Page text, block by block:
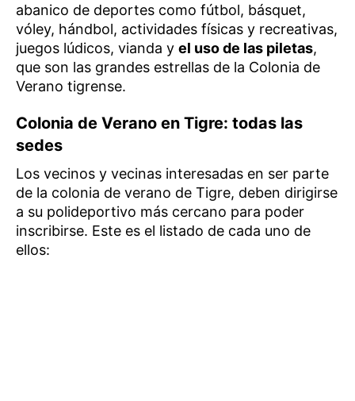
abanico de deportes como fútbol, básquet,
vóley, hándbol, actividades físicas y recreativas,
juegos lúdicos, vianda y el uso de las piletas,
que son las grandes estrellas de la Colonia de
Verano tigrense.
Colonia de Verano en Tigre: todas las
sedes
Los vecinos y vecinas interesadas en ser parte
de la colonia de verano de Tigre, deben dirigirse
a su polideportivo más cercano para poder
inscribirse. Este es el listado de cada uno de
ellos: